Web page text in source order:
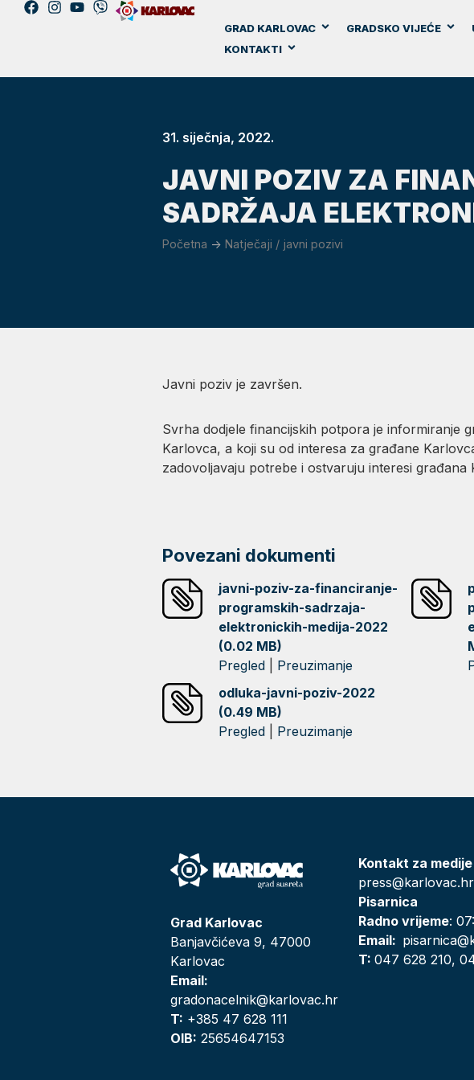
GRAD KARLOVAC GRADSKO VIJEĆE
KONTAKTI
31. siječnja, 2022.
JAVNI POZIV ZA
SADRŽAJA
Početna -> Natječaji / javni pozivi
Javni poziv je završen.
Svrha dodjele financijskih potpora je informiranje
Karlovca, a koji su od interesa za građane
zadovoljavaju potrebe i ostvaruju interesi građana
Povezani dokumenti
javni-poziv-za-financiranje-
programskih-sadrzaja-
elektronickih-medija-2022
(0.02 MB)
Pregled
Preuzimanje
odluka-javni-poziv-2022
(0.49 MB)
Pregled
Preuzimanje
Grad Karlovac
Banjavčićeva 9, 47000
Karlovac
Email:
gradonacelnik@karlovac.hr
T: +385 47 628 111
OIB: 25654647153
Kontakt za medije
press@karlovac.hr
Pisarnica
Radno vrijeme:
Email:
T:047 628 210,